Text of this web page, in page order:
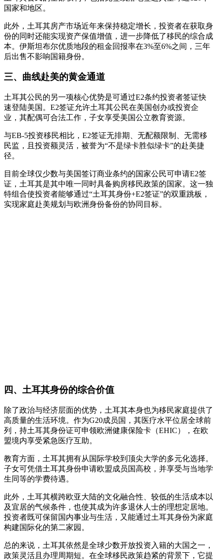
国家和地区。
此外，土耳其房产市场近年来保持稳定增长，投资者在获取身
份的同时还能实现资产保值增值，进一步降低了移民的综合成
本。伊斯坦布尔优质地段的租金回报率在3%至6%之间，三年
后出售不影响国籍身份。
三、曲线赴美的黄金通道
土耳其公民的另一项核心优势是可通过E2条约投资者签证快
速登陆美国。E2签证允许土耳其公民在美国创办或投资企
业，其配偶可合法工作，子女享受美国公立教育资源。
与EB-5投资移民相比，E2签证无排期、无配额限制、无需移
民监，且投资额灵活，被誉为“不是绿卡胜似绿卡”的赴美捷
径。
目前全球仅少数与美国签订商业条约的国家公民可申请E2签
证，土耳其是其中唯一同时具备购房移民政策的国家。这一独
特组合使投资者能够通过“土耳其身份+E2签证”的双重跳板，
实现家庭赴美规划与欧洲身份备份的协同目标。
四、土耳其身份的综合价值
除了政治与经济层面的优势，土耳其本身也为移民家庭提供了
高质量的生活环境。作为G20成员国，其医疗水平位居全球前
列，持土耳其身份证可申领欧洲健康保险卡（EHIC），在欧
盟境内享受紧急医疗互助。
教育方面，土耳其拥有从国际学校到顶尖大学的多元化选择。
子女可凭借土耳其身份申请欧盟成员国高校，并享受与当地学
生同等的学费待遇。
此外，土耳其横跨欧亚大陆的文化融合性、较低的生活成本以
及宜居的气候条件，也使其成为许多退休人士的理想定居地。
投资者既可保留国内事业与生活，又能通过土耳其身份为家庭
构建国际化的第二家园。
总的来说，土耳其依然是全球少数开放投资入籍的大国之一，
政策灵活且办理周期短。在全球移民政策趋紧的背景下，它提